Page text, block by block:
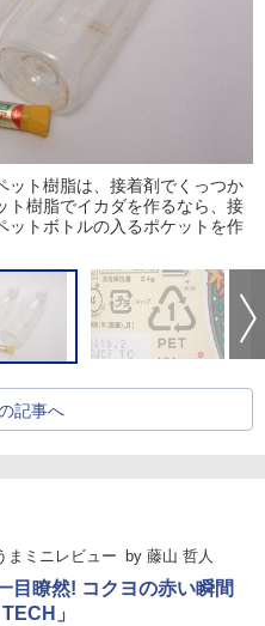
ット樹脂は、接着剤でくっつか
ト樹脂でイカダを作るなら、接
ットボトルの入るポケットを作
記事へ
まミニレビュー by 藤山 哲人
目瞭然! コクヨの赤い瞬間
」